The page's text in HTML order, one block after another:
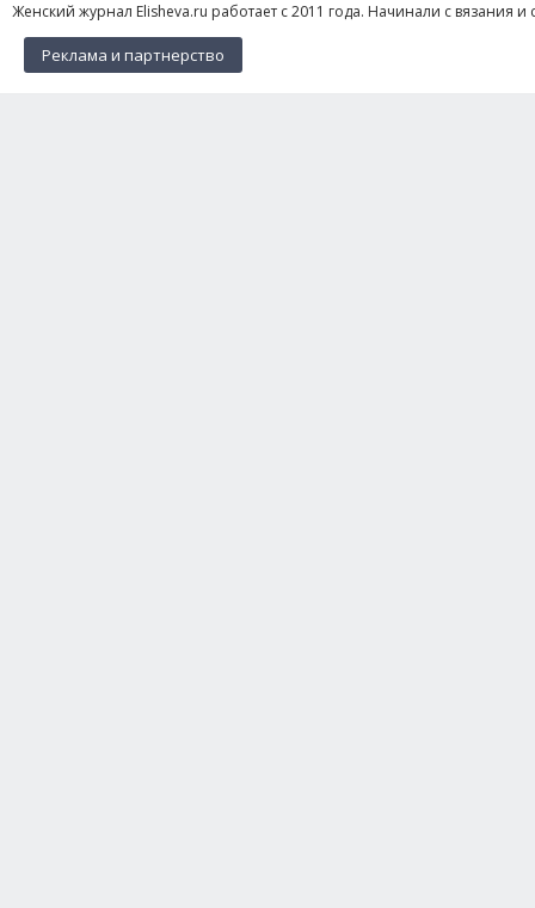
Женский журнал Elisheva.ru работает с 2011 года. Начинали с вязания
Реклама и партнерство